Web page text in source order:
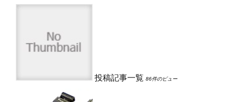
投稿記事一覧 86件のビュー